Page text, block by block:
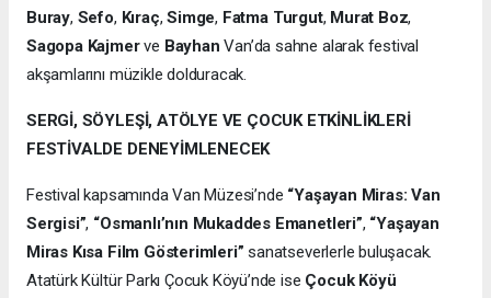
Buray, Sefo, Kıraç,Simge, Fatma Turgut, Murat Boz,
Sagopa Kajmerve Bayhan Van’da sahne alarak festival
akşamlarını müzikle dolduracak.
SERGİ, SÖYLEŞİ, ATÖLYE VE ÇOCUK ETKİNLİKLERİ
FESTİVALDE DENEYİMLENECEK
Festival kapsamında Van Müzesi’nde “Yaşayan Miras: Van
Sergisi”, “Osmanlı’nın Mukaddes Emanetleri”, “Yaşayan
Miras Kısa Film Gösterimleri” sanatseverlerle buluşacak.
Atatürk Kültür Parkı Çocuk Köyü’nde ise Çocuk Köyü